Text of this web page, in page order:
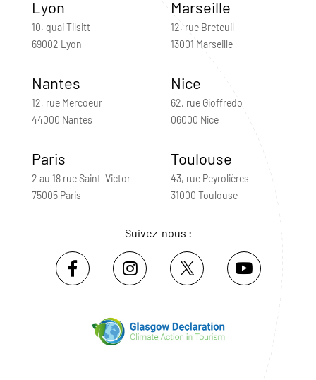
Lyon
10, quai Tilsitt
69002 Lyon
Marseille
12, rue Breteuil
13001 Marseille
Nantes
12, rue Mercoeur
44000 Nantes
Nice
62, rue Gioffredo
06000 Nice
Paris
2 au 18 rue Saint-Victor
75005 Paris
Toulouse
43, rue Peyrolières
31000 Toulouse
Suivez-nous :